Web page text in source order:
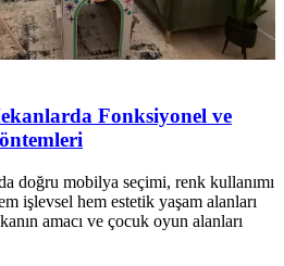
Fonksiyonel ve
doğru mobilya seçimi, renk kullanımı
işlevsel hem estetik yaşam alanları
amacı ve çocuk oyun alanları